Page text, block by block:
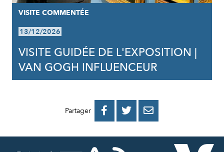
VISITE COMMENTÉE
13/12/2026
VISITE GUIDÉE DE L'EXPOSITION |
VAN GOGH INFLUENCEUR
Partager 
PARTAGER
FACEBOOK
PARTAGER
PARTAGER